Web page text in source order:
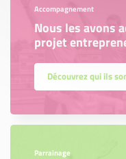
Accompagnement
Nous les avons
projet
Découvrez qui ils
Parrainage